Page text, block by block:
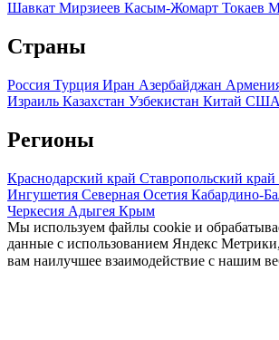
Шавкат Мирзиеев Касым-Жомарт Токаев
Страны
Россия Турция Иран Азербайджан
Израиль Казахстан Узбекистан Китай США
Регионы
Краснодарский край Ставропольский край
Ингушетия Северная Осетия Кабардино-
Черкесия Адыгея Крым
Мы используем файлы cookie и
данные с использованием Яндекс
вам наилучшее взаимодействие с нашим